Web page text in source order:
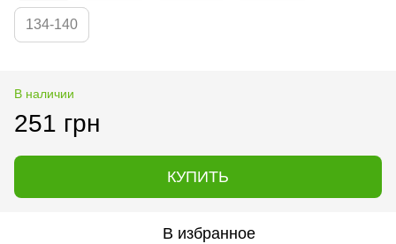
134-140
В наличии
251 грн
КУПИТЬ
В избранное